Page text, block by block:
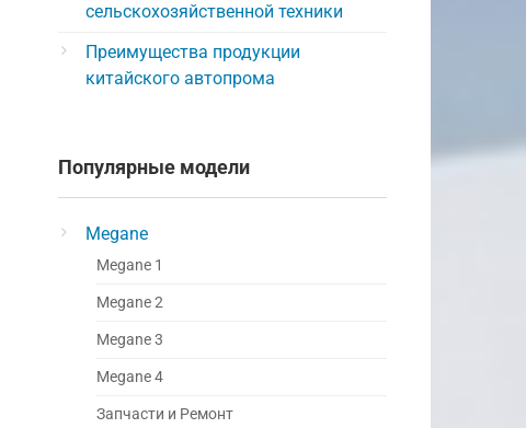
сельскохозяйственной техники
Преимущества продукции
китайского автопрома
Популярные модели
Megane
Megane 1
Megane 2
Megane 3
Megane 4
Запчасти и Ремонт